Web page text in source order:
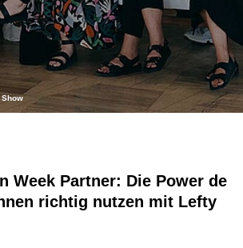
Week Partner: Die Power de
richtig nutzen mit Lefty